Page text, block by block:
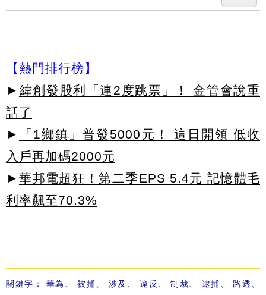
【熱門排行榜】
► 緯創發股利「連2度跳票」！ 金管會說重
話了
►
「1鄉鎮」普發5000元！ 這日開領 低收
入戶再加碼2000元
► 華邦電超狂！第二季EPS 5.4元 記憶體毛
利率飆至70.3%
關鍵字： 華為 、被捕、 涉及 、 違反 、制裁、 逮捕、 路透、